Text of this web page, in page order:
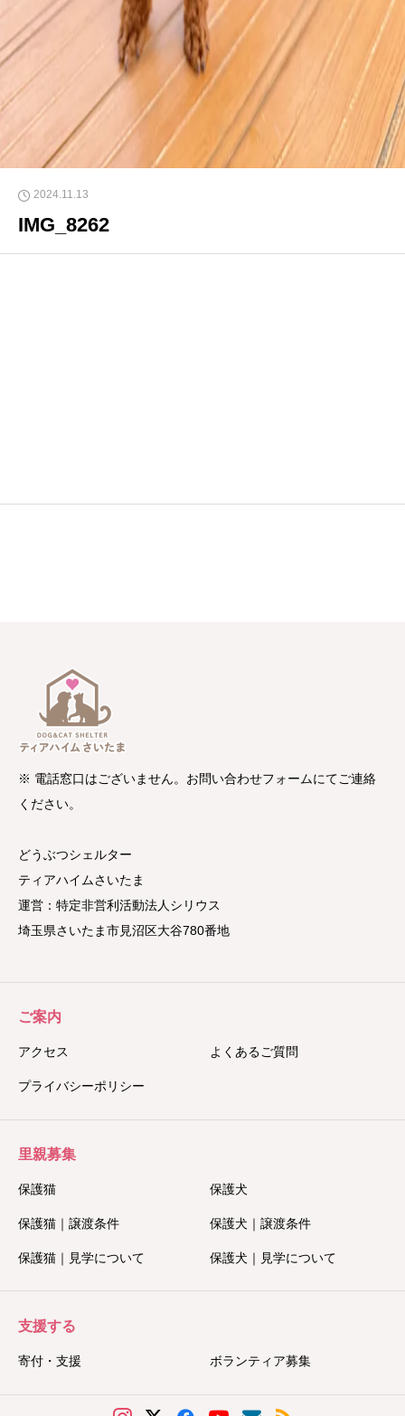
2024.11.13
IMG_8262
※ 電話窓口はございません。お問い合わせフォームにてご連絡
ください。
どうぶつシェルター
ティアハイムさいたま
運営：特定非営利活動法人シリウス
埼玉県さいたま市見沼区大谷780番地
ご案内
アクセス よくあるご質問
プライバシーポリシー
里親募集
保護猫 保護犬
保護猫｜譲渡条件 保護犬｜譲渡条件
保護猫｜見学について 保護犬｜見学について
支援する
寄付・支援 ボランティア募集